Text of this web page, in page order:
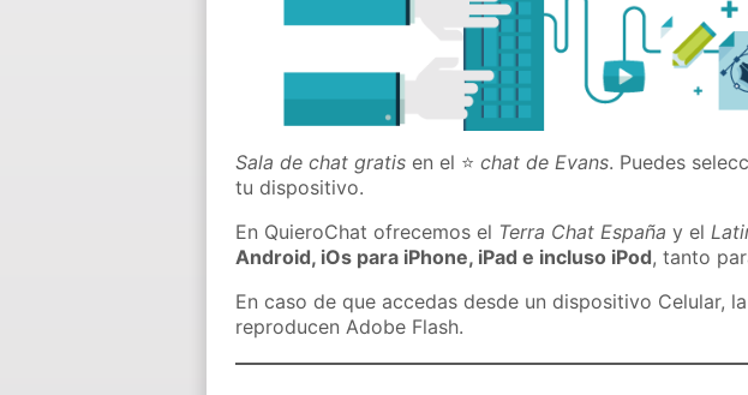
Sala de chat gratis en el ⭐chat de Evans. Puedes
tu dispositivo.
En QuieroChat ofrecemos el Terra Chat España y el
Android, iOs para iPhone, iPad e incluso iPod, tanto
En caso de que accedas desde un dispositivo Celular,
reproducen Adobe Flash.